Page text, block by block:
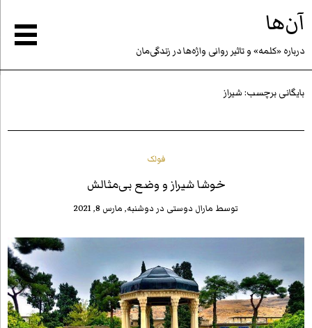
آن‌ها
درباره «كلمه» و تاثير روانى واژه‌ها در زندگى‌مان
بایگانی برچسب: شیراز
فولک
خوشا شیراز و وضع بی‌مثالش
توسط مارال دوستی در دوشنبه, مارس 8, 2021